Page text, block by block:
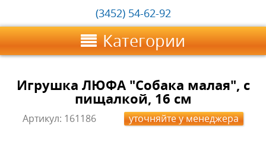
(3452) 54-62-92
Категории
Игрушка ЛЮФА "Собака малая", с
пищалкой, 16 см
Артикул: 161186 уточняйте у менеджера